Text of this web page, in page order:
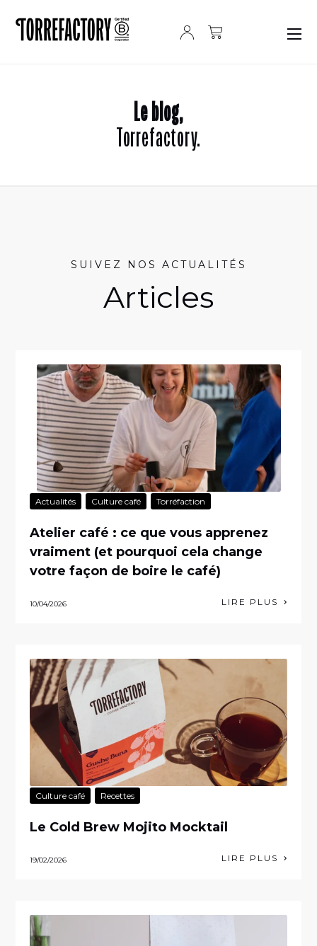
Le blog,
Torrefactory.
SUIVEZ NOS ACTUALITÉS
Articles
Actualités Culture café Torréfaction
Atelier café : ce que vous apprenez
vraiment (et pourquoi cela change
votre façon de boire le café)
10/04/2026 LIRE PLUS
Culture café Recettes
Le Cold Brew Mojito Mocktail
19/02/2026 LIRE PLUS